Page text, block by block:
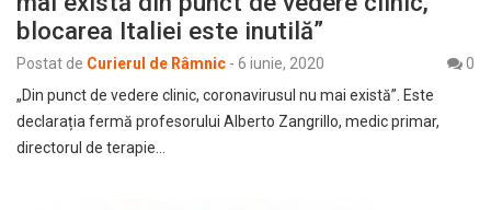
blocarea Italiei este inutilă”
Postat de Curierul de Râmnic - 6 iunie, 2020
0
„Din punct de vedere clinic, coronavirusul nu mai există”. Este
declarația fermă profesorului Alberto Zangrillo, medic primar,
directorul de terapie…